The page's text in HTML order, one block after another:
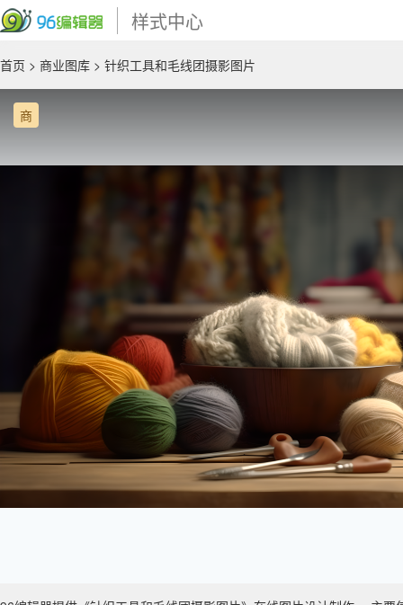
样式中心
首页 > 商业图库 > 针织工具和毛线团摄影图片
商